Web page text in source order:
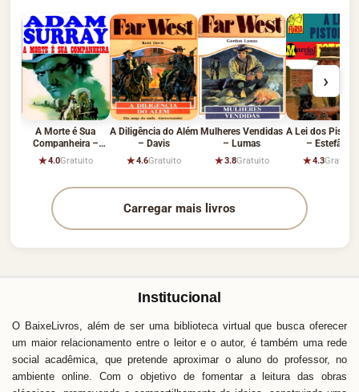
A Morte é Sua
Companheira –
Adam
★4.0Gratuito
A Diligência do Além
– Davis
★4.6Gratuito
Mulheres Vendidas
– Lumas
★3.8Gratuito
A Lei dos
– Estefânia
★4.3Gratuito
›
Carregar mais livros
Institucional
O BaixeLivros, além de ser uma biblioteca virtual que busca oferecer
um maior relacionamento entre o leitor e o autor, é também uma rede
social acadêmica, que pretende aproximar o aluno do professor, no
ambiente online. Com o objetivo de fomentar a leitura das obras